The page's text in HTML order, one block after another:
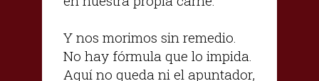
Y nos morimos sin remedio.
No hay fórmula que lo impida.
Aquí no queda ni el apuntador,